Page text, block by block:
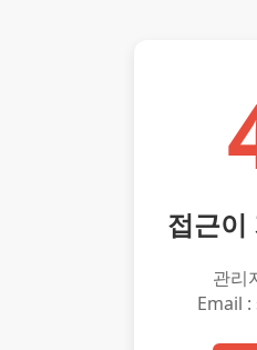
접근이
관리
Email